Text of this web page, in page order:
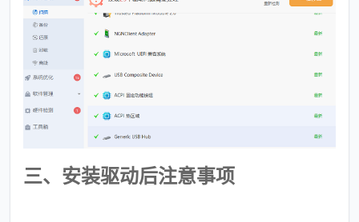
三、安装驱动后注意事项